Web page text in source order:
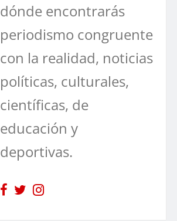
dónde encontrarás
periodismo congruente
con la realidad, noticias
políticas, culturales,
científicas, de
educación y
deportivas.